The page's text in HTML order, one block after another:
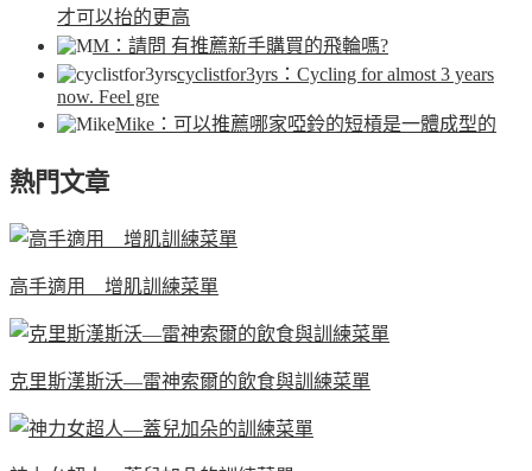
才可以抬的更高
M ：請問 有推薦新手購買的飛輪嗎?
cyclistfor3yrs ：Cycling for almost 3 years
now. Feel gre
Mike ：可以推薦哪家啞鈴的短槓是一體成型的
熱門文章
高手適用 增肌訓練菜單
克里斯漢斯沃—雷神索爾的飲食與訓練菜單